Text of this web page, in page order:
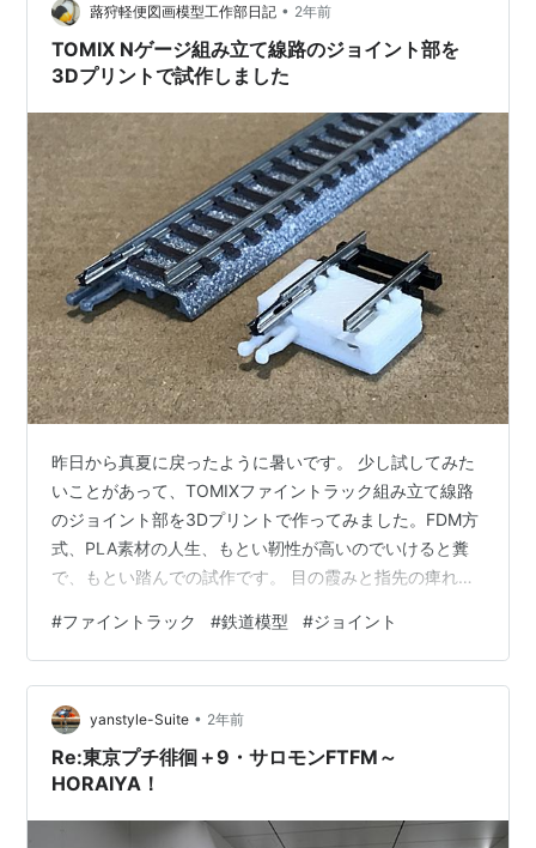
蕗狩軽便図画模型工作部日記 • 2年前
TOMIX Nゲージ組み立て線路のジョイント部を
3Dプリントで試作しました
昨日から真夏に戻ったように暑いです。 少し試してみた
いことがあって、TOMIXファイントラック組み立て線路
のジョイント部を3Dプリントで作ってみました。FDM方
式、PLA素材の人生、もとい靭性が高いのでいけると糞
で、もとい踏んでの試作です。 目の霞みと指先の痺れ震
の程度ならまあなんとか……でも呆れるくらい時間がかか
って疲れます。 体調不良で集中力がダメなので、採寸ス
ケッチがいいかげんで作図段階で混乱。試作プリントし
てから間違いに気づくこと数回。修正に次ぐ修正でやっ
となんとか形になりましたが、道床の高さをミスってレ
ール面に段差が出来ています。再度…
#ファイントラック #鉄道模型 #ジョイント
yanstyle-Suite • 2年前
Re:東京プチ徘徊＋9・サロモンFTFM～
HORAIYA！